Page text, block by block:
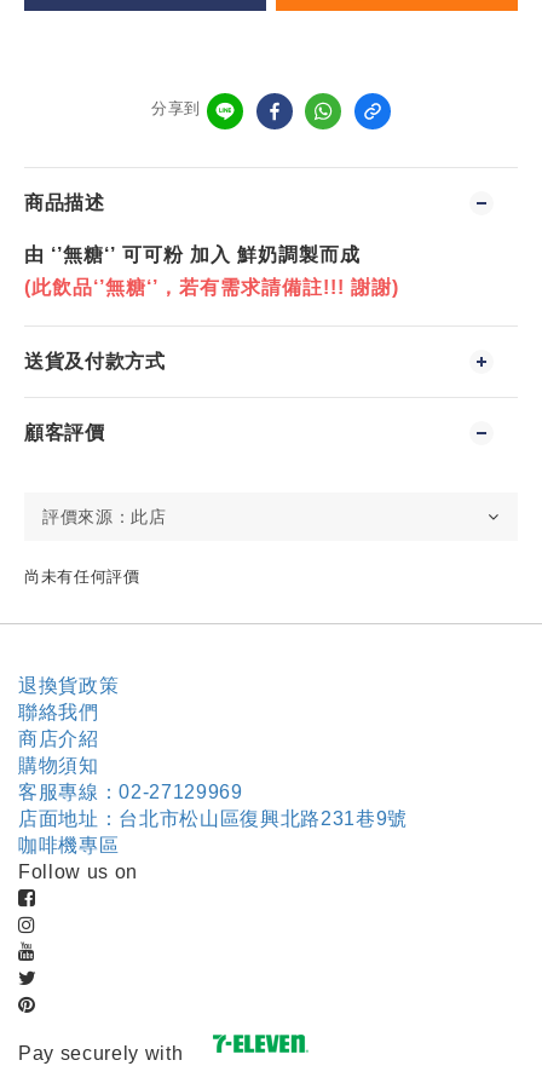
分享到
商品描述
由 ‘’無糖‘’ 可可粉 加入 鮮奶調製而成
(此飲品‘’無糖‘’，若有需求請備註!!! 謝謝)
送貨及付款方式
顧客評價
尚未有任何評價
退換貨政策
聯絡我們
商店介紹
購物須知
客服專線：02-27129969
店面地址：台北市松山區復興北路231巷9號
咖啡機專區
Follow us on
Pay securely with